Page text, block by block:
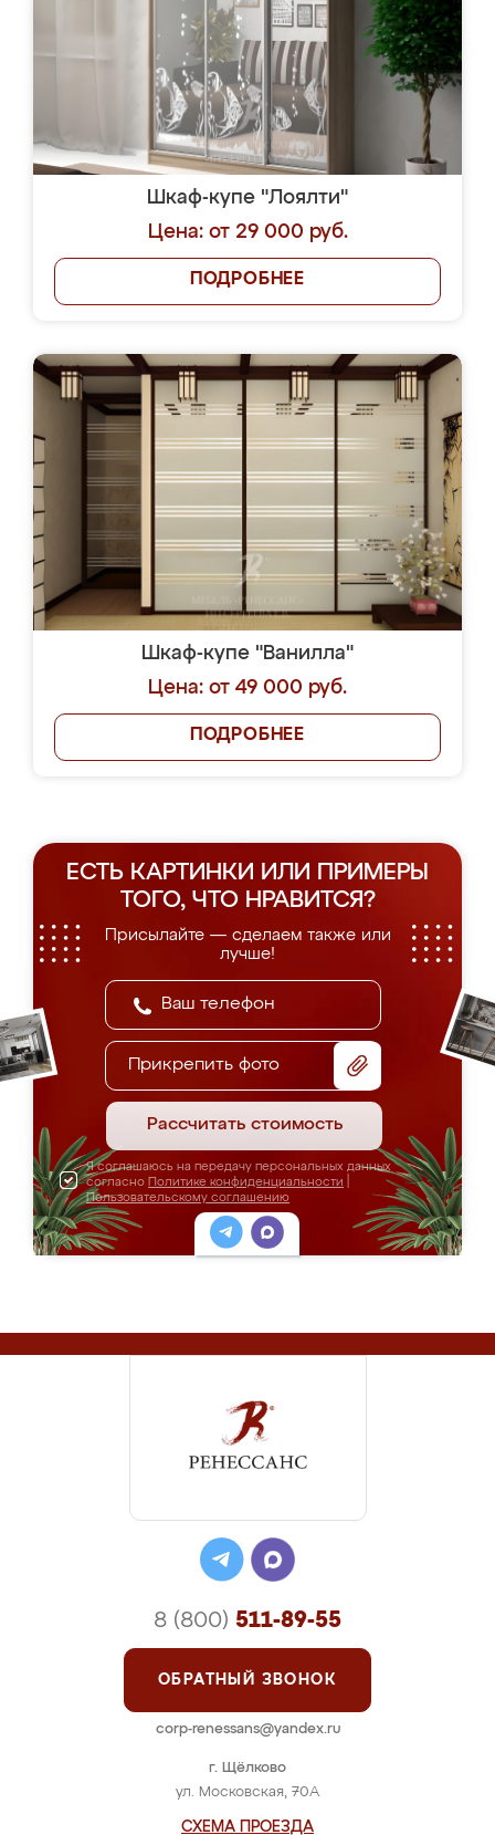
Шкаф-купе "Лоялти"
Цена: от 29 000 руб.
ПОДРОБНЕЕ
Шкаф-купе "Ванилла"
Цена: от 49 000 руб.
ПОДРОБНЕЕ
ЕСТЬ КАРТИНКИ ИЛИ ПРИМЕРЫ
ТОГО, ЧТО НРАВИТСЯ?
Присылайте — сделаем также или
лучше!
Прикрепить фото
Рассчитать стоимость
Я соглашаюсь на передачу персональных данных
согласно Политике конфиденциальности
Пользовательскому соглашению
г. Щёлково
ул. Московская, 70А
СХЕМА ПРОЕЗДА
8 (800) 511-89-55
ОБРАТНЫЙ ЗВОНОК
corp-renessans@yandex.ru